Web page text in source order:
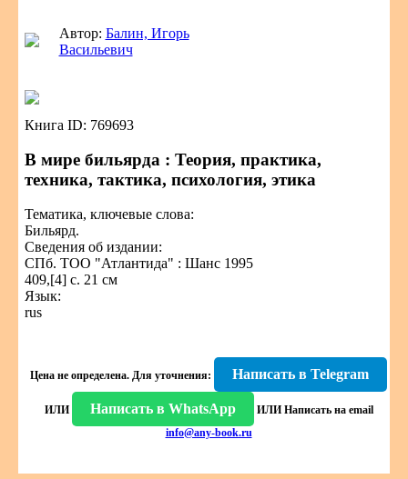
Автор: Балин, Игорь
Васильевич
Книга ID: 769693
В мире бильярда : Теория, практика,
техника, тактика, психология, этика
Тематика, ключевые слова:
Бильярд.
Сведения об издании:
СПб. ТОО "Атлантида" : Шанс 1995
409,[4] с. 21 см
Язык:
rus
Цена не определена. Для уточнения: Написать в Telegram
ИЛИ Написать в WhatsApp ИЛИ Написать на email
info@any-book.ru